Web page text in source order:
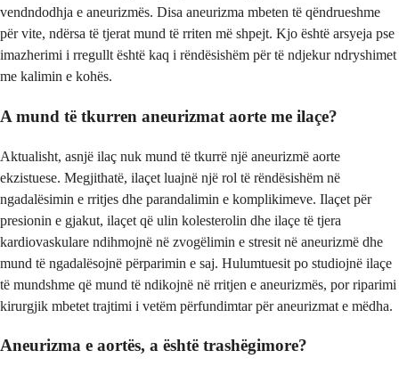
vendndodhja e aneurizmës. Disa aneurizma mbeten të qëndrueshme
për vite, ndërsa të tjerat mund të rriten më shpejt. Kjo është arsyeja pse
imazherimi i rregullt është kaq i rëndësishëm për të ndjekur ndryshimet
me kalimin e kohës.
A mund të tkurren aneurizmat aorte me ilaçe?
Aktualisht, asnjë ilaç nuk mund të tkurrë një aneurizmë aorte
ekzistuese. Megjithatë, ilaçet luajnë një rol të rëndësishëm në
ngadalësimin e rritjes dhe parandalimin e komplikimeve. Ilaçet për
presionin e gjakut, ilaçet që ulin kolesterolin dhe ilaçe të tjera
kardiovaskulare ndihmojnë në zvogëlimin e stresit në aneurizmë dhe
mund të ngadalësojnë përparimin e saj. Hulumtuesit po studiojnë ilaçe
të mundshme që mund të ndikojnë në rritjen e aneurizmës, por riparimi
kirurgjik mbetet trajtimi i vetëm përfundimtar për aneurizmat e mëdha.
Aneurizma e aortës, a është trashëgimore?